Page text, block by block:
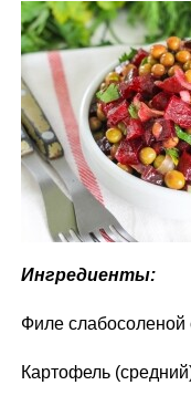
Ингредиенты:
Филе слабосоленой
Картофель